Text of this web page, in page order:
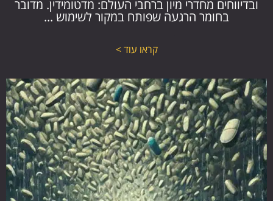
ובדיווחים מחדרי מיון ברחבי העולם: מדטומידין. מדובר
בחומר הרגעה שפותח במקור לשימוש ...
קראו עוד >